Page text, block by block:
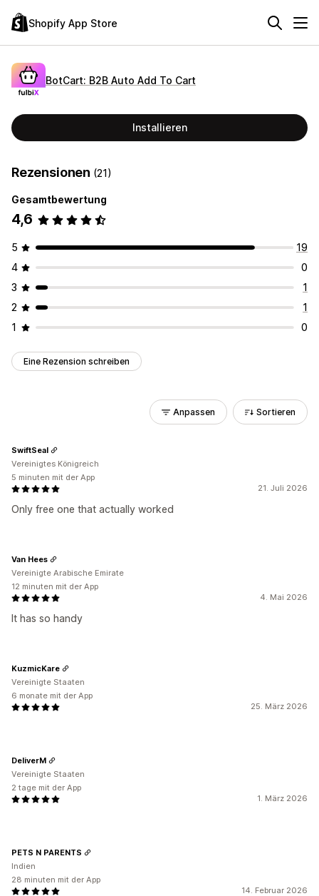
Shopify App Store
BotCart: B2B Auto Add To Cart
Installieren
Rezensionen (21)
Gesamtbewertung
4,6
5
19
4
0
3
1
2
1
1
0
Eine Rezension schreiben
Anpassen Sortieren
21. Juli 2026
Only free one that actually worked
SwiftSeal
Vereinigtes Königreich
5 minuten mit der App
4. Mai 2026
It has so handy
Van Hees
Vereinigte Arabische Emirate
12 minuten mit der App
25. März 2026
KuzmicKare
Vereinigte Staaten
6 monate mit der App
1. März 2026
DeliverM
Vereinigte Staaten
2 tage mit der App
14. Februar 2026
PETS N PARENTS
Indien
28 minuten mit der App